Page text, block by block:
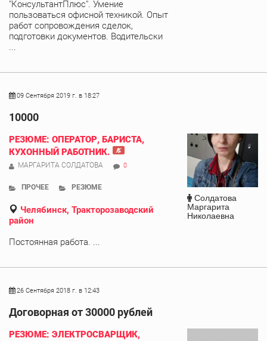
"КонсультантПлюс". Умение
пользоваться офисной техникой. Опыт
работ сопровождения сделок,
подготовки документов. Водительски
...
09 Сентября 2019 г. в 18:27
10000
РЕЗЮМЕ: ОПЕРАТОР, БАРИСТА,
КУХОННЫЙ РАБОТНИК.
МАРГАРИТА СОЛДАТОВА 0
ПРОЧЕЕ РЕЗЮМЕ
Челябинск, Тракторозаводский
район
Постоянная работа. ...
Солдатова
Маргарита
Николаевна
26 Сентября 2018 г. в 12:43
Договорная от 30000 рублей
РЕЗЮМЕ: ЭЛЕКТРОСВАРЩИК,